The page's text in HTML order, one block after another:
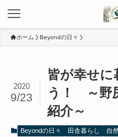
ホーム Beyondの日々
皆が幸せに
う！ ～野
紹介～
2020
9/23
Beyondの日々 田舎暮らし 自